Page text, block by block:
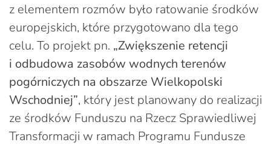
z elementem rozmów było ratowanie środków
europejskich, które przygotowano dla tego
celu. To projekt pn. „Zwiększenie retencji
i odbudowa zasobów wodnych terenów
pogórniczych na obszarze Wielkopolski
Wschodniej”, który jest planowany do realizacji
ze środków Funduszu na Rzecz Sprawiedliwej
Transformacji w ramach Programu Fundusze